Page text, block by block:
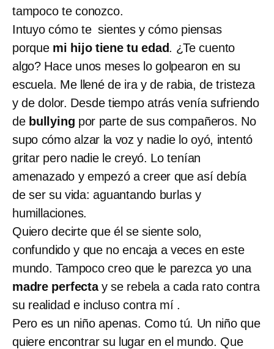
tampoco te conozco.
Intuyo cómo te sientes y cómo piensas
porque mi hijo tiene tu edad. ¿Te cuento
algo? Hace unos meses lo golpearon en su
escuela. Me llené de ira y de rabia, de tristeza
y de dolor. Desde tiempo atrás venía sufriendo
de bullying por parte de sus compañeros. No
supo cómo alzar la voz y nadie lo oyó, intentó
gritar pero nadie le creyó. Lo tenían
amenazado y empezó a creer que así debía
de ser su vida: aguantando burlas y
humillaciones.
Quiero decirte que él se siente solo,
confundido y que no encaja a veces en este
mundo. Tampoco creo que le parezca yo una
madre perfectay se rebela a cada rato contra
su realidad e incluso contra mí .
Pero es un niño apenas. Como tú. Un niño que
quiere encontrar su lugar en el mundo. Que